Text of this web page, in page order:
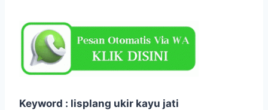
Keyword : lisplang ukir kayu jati